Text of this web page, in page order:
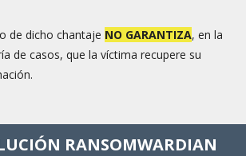
de dicho chantaje NO GARANTIZA, en la
de casos, que la víctima recupere su
RANSOMWARDIAN